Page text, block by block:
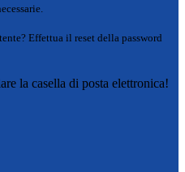
Effettua il reset della password
la casella di posta elettronica!